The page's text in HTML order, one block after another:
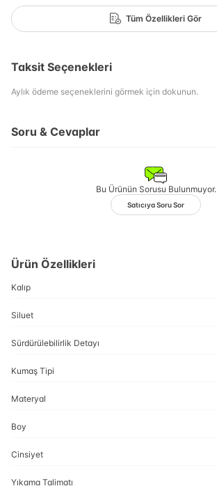
Tüm Özellikleri Gör
Taksit Seçenekleri
Aylık ödeme seçeneklerini görmek için dokunun.
Soru & Cevaplar
Bu Ürünün Sorusu Bulunmuyor.
Satıcıya Soru Sor
Ürün Özellikleri
Kalıp
Siluet
Sürdürülebilirlik Detayı
Kumaş Tipi
Materyal
Boy
Cinsiyet
Yıkama Talimatı